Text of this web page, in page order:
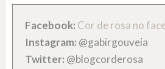
Facebook: Cor de rosa no
Instagram: @gabirgouveia
Twitter: @blogcorderosa